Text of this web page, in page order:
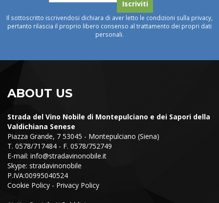
Il sottoscritto iscrivendosi dichiara di aver letto le condizioni sulla privacy,
pertanto rilascia il proprio libero consenso al trattamento dei propri dati
personali.
ABOUT US
Strada del Vino Nobile di Montepulciano e dei Sapori della
Valdichiana Senese
Piazza Grande, 7 53045 - Montepulciano (Siena)
T. 0578/717484 - F. 0578/752749
E-mail: info@stradavinonobile.it
Skype: stradavinonobile
P.IVA:00995040524
Cookie Policy - Privacy Policy